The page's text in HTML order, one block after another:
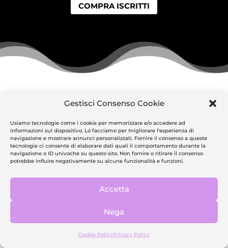
Gestisci Consenso Cookie
Usiamo tecnologie come i cookie per memorizzare e/o accedere ad
informazioni sul dispositivo. Lo facciamo per migliorare l'esperienza di
navigazione e mostrare annunci personalizzati. Fornire il consenso a queste
tecnologie ci consente di elaborare dati quali il comportamento durante la
navigazione o ID univoche su questo sito. Non fornire o ritirare il consenso
potrebbe influire negativamente su alcune funzionalità e funzioni.
Accetta
Nega
Cookie PolicyPrivacy Policy
COMPRA ISCRITTI
Ottieni Iscritti al tuo
Canale YouTube:
100 ISCRITTI YOUTUBE
23.11€